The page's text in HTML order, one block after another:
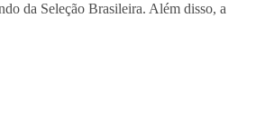
da Seleção Brasileira. Além disso, a